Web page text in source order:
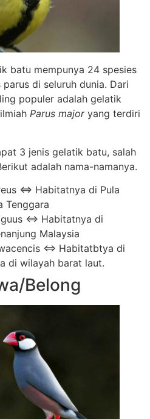
batu mempunya 24 spesies
di seluruh dunia. Dari
populer adalah gelatik
Parus majoryang terdiri
3 jenis gelatik batu, salah
adalah nama-namanya.
⇔ Habitatnya di Pula
Tenggara
⇔ Habitatnya di
Malaysia
⇔ Habitatbtya di
di wilayah barat laut.
Belong